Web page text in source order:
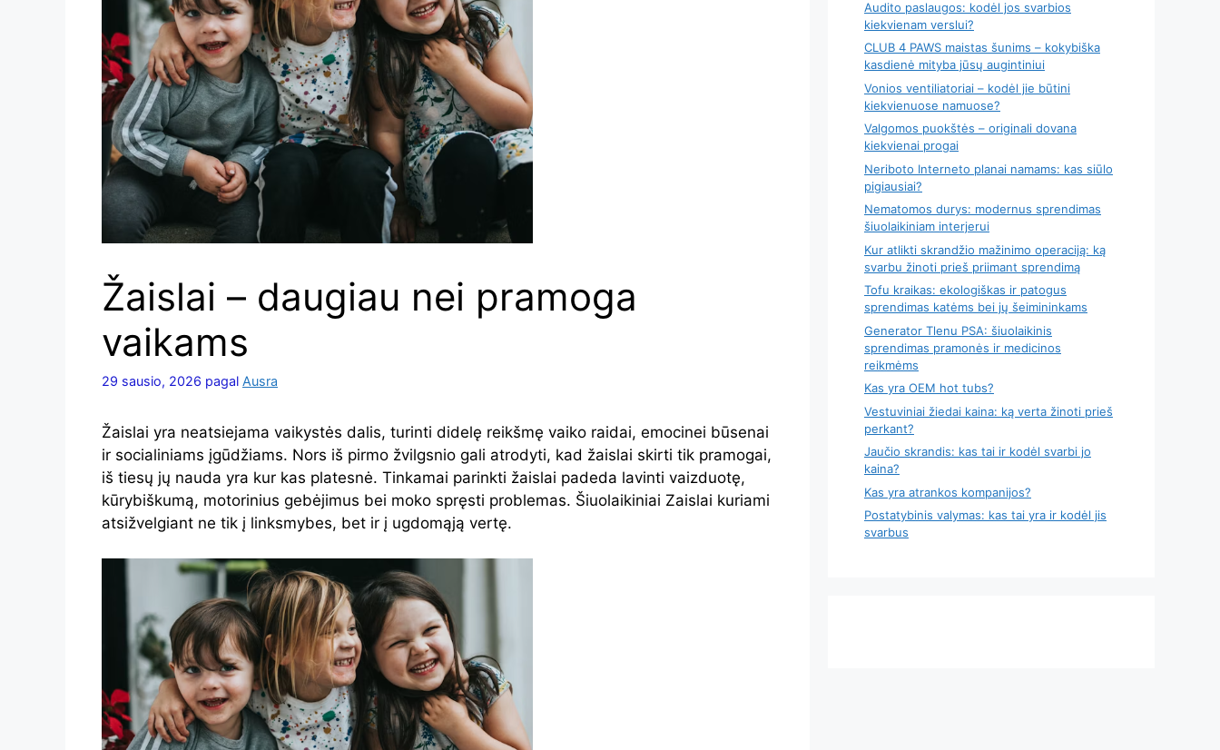
Žaislai – daugiau nei pramoga
vaikams
29 sausio, 2026 pagal Ausra
Žaislai yra neatsiejama vaikystės dalis, turinti didelę reikšmę vaiko raidai, emocinei būsenai
ir socialiniams įgūdžiams. Nors iš pirmo žvilgsnio gali atrodyti, kad žaislai skirti tik pramogai,
iš tiesų jų nauda yra kur kas platesnė. Tinkamai parinkti žaislai padeda lavinti vaizduotę,
kūrybiškumą, motorinius gebėjimus bei moko spręsti problemas. Šiuolaikiniai Zaislai kuriami
atsižvelgiant ne tik į linksmybes, bet ir į ugdomąją vertę.
Audito paslaugos: kodėl jos svarbios
kiekvienam verslui?
CLUB 4 PAWS maistas šunims – kokybiška
kasdienė mityba jūsų augintiniui
Vonios ventiliatoriai – kodėl jie būtini
kiekvienuose namuose?
Valgomos puokštės – originali dovana
kiekvienai progai
Neriboto Interneto planai namams: kas siūlo
pigiausiai?
Nematomos durys: modernus sprendimas
šiuolaikiniam interjerui
Kur atlikti skrandžio mažinimo operaciją: ką
svarbu žinoti prieš priimant sprendimą
Tofu kraikas: ekologiškas ir patogus
sprendimas katėms bei jų šeimininkams
Generator Tlenu PSA: šiuolaikinis
sprendimas pramonės ir medicinos
reikmėms
Kas yra OEM hot tubs?
Vestuviniai žiedai kaina: ką verta žinoti prieš
perkant?
Jaučio skrandis: kas tai ir kodėl svarbi jo
kaina?
Kas yra atrankos kompanijos?
Postatybinis valymas: kas tai yra ir kodėl jis
svarbus